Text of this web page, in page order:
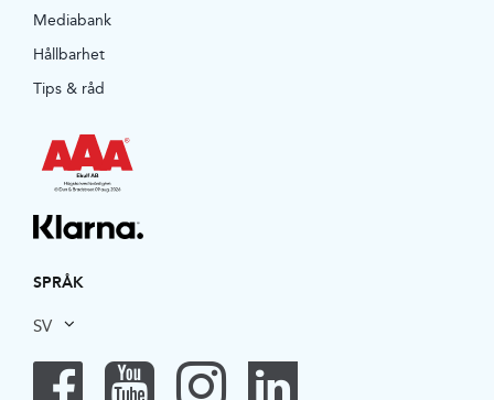
Mediabank
Hållbarhet
Tips & råd
SPRÅK
SV